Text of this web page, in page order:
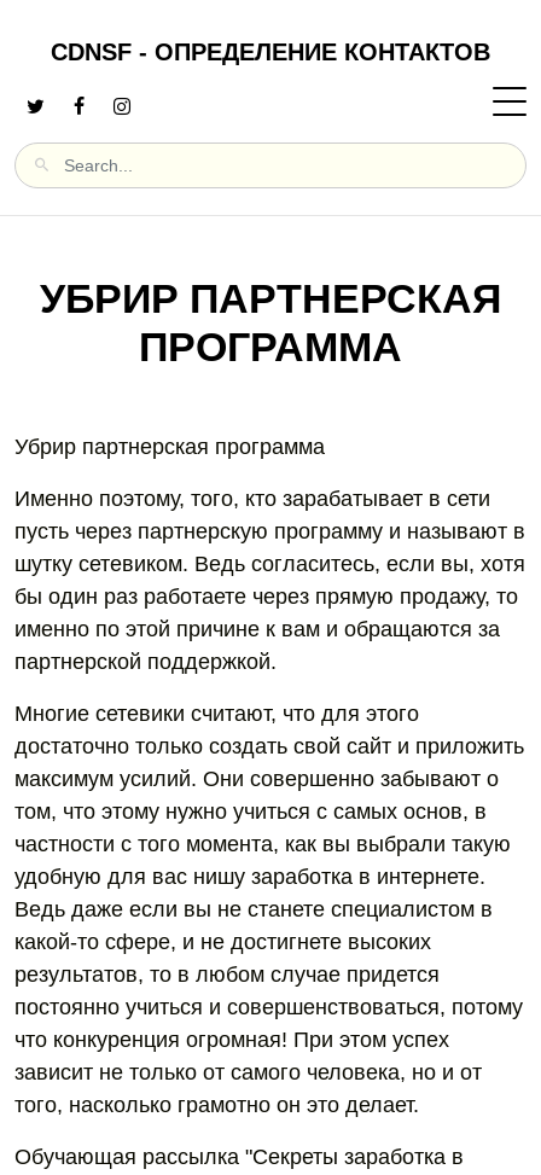
CDNSF - ОПРЕДЕЛЕНИЕ КОНТАКТОВ
УБРИР ПАРТНЕРСКАЯ
ПРОГРАММА
Убрир партнерская программа
Именно поэтому, того, кто зарабатывает в сети
пусть через партнерскую программу и называют в
шутку сетевиком. Ведь согласитесь, если вы, хотя
бы один раз работаете через прямую продажу, то
именно по этой причине к вам и обращаются за
партнерской поддержкой.
Многие сетевики считают, что для этого
достаточно только создать свой сайт и приложить
максимум усилий. Они совершенно забывают о
том, что этому нужно учиться с самых основ, в
частности с того момента, как вы выбрали такую
удобную для вас нишу заработка в интернете.
Ведь даже если вы не станете специалистом в
какой-то сфере, и не достигнете высоких
результатов, то в любом случае придется
постоянно учиться и совершенствоваться, потому
что конкуренция огромная! При этом успех
зависит не только от самого человека, но и от
того, насколько грамотно он это делает.
Обучающая рассылка "Секреты заработка в